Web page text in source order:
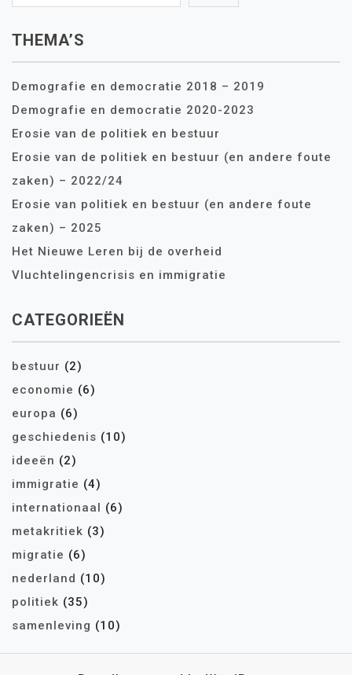
THEMA’S
Demografie en democratie 2018 – 2019
Demografie en democratie 2020-2023
Erosie van de politiek en bestuur
Erosie van de politiek en bestuur (en andere foute
zaken) – 2022/24
Erosie van politiek en bestuur (en andere foute
zaken) – 2025
Het Nieuwe Leren bij de overheid
Vluchtelingencrisis en immigratie
CATEGORIEËN
bestuur (2)
economie (6)
europa (6)
geschiedenis (10)
ideeën (2)
immigratie (4)
internationaal (6)
metakritiek (3)
migratie (6)
nederland (10)
politiek (35)
samenleving (10)